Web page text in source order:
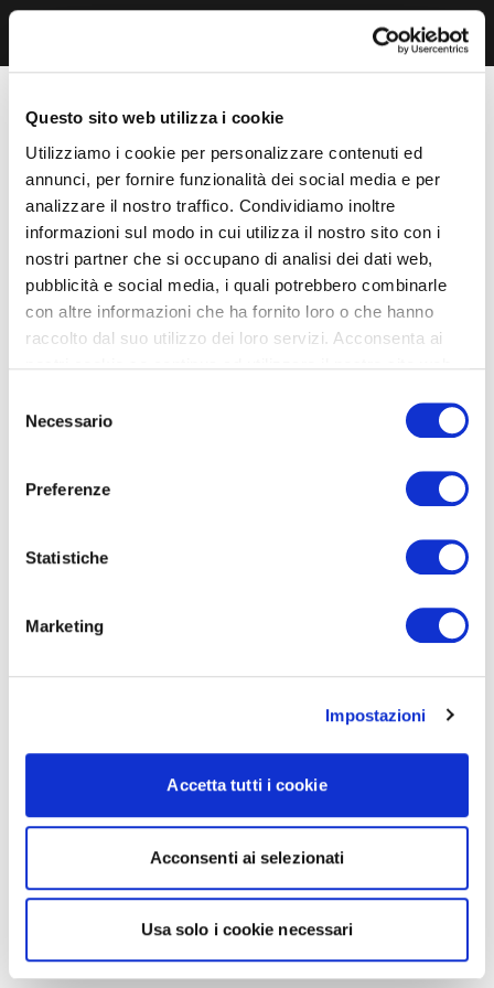
Questo sito web utilizza i cookie
Utilizziamo i cookie per personalizzare contenuti ed
annunci, per fornire funzionalità dei social media e per
analizzare il nostro traffico. Condividiamo inoltre
informazioni sul modo in cui utilizza il nostro sito con i
nostri partner che si occupano di analisi dei dati web,
pubblicità e social media, i quali potrebbero combinarle
con altre informazioni che ha fornito loro o che hanno
raccolto dal suo utilizzo dei loro servizi. Acconsenta ai
delNecessario
Preferenze
Statistiche
Marketing
Impostazioni
Accetta tutti i cookie
Acconsenti ai selezionati
Usa solo i cookie necessari